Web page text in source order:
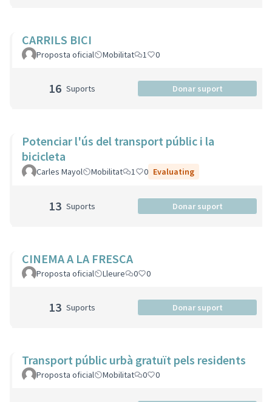
CARRILS BICI
Proposta oficial Mobilitat 1 0
16 Suports Donar suport
Potenciar l'ús del transport públic i la
bicicleta
Carles Mayol Mobilitat 1 0 Evaluating
13 Suports Donar suport
CINEMA A LA FRESCA
Proposta oficial Lleure 0 0
13 Suports Donar suport
Transport públic urbà gratuït pels residents
Proposta oficial Mobilitat 0 0